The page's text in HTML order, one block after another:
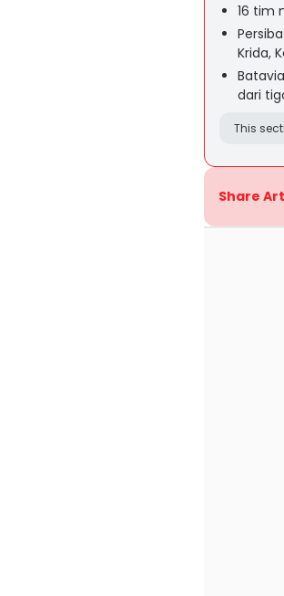
16 tim
Krida,
dari
This
Share